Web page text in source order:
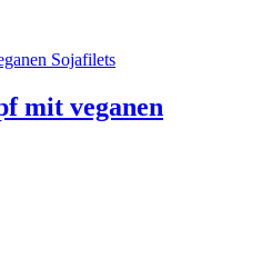
mit veganen